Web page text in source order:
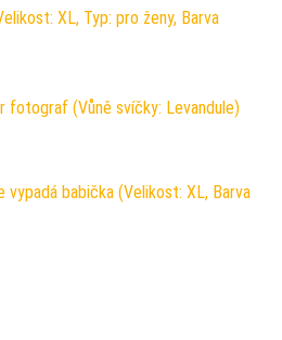
XL, Typ: pro ženy, Barva
fotograf (Vůně svíčky: Levandule)
vypadá babička (Velikost: XL, Barva